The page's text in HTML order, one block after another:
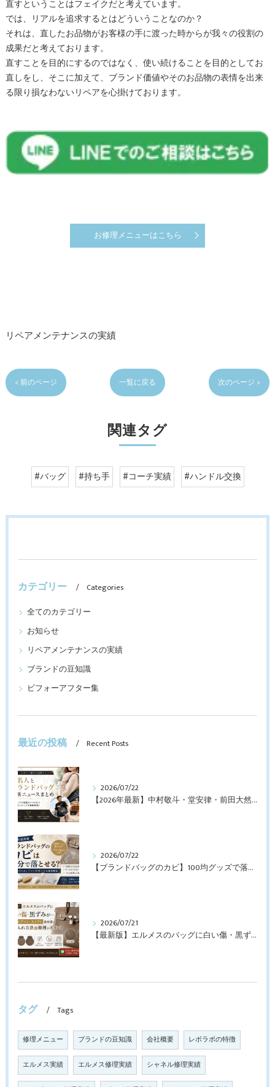
直すということはフェイクだと考えています。
では、リアルを追求するとはどういうことなのか？
それは、直したお品物がお客様の手に渡った時からが我々の役割の
成果だと考えております。
直すことを目的にするのではなく、使い続けることを目的としてお
直しをし、そこに加えて、ブランド価値やそのお品物の表情を出来
る限り損なわないリペアを心掛けております。
お修理メニューはこちら
リペアメンテナンスの実績
< 前のページ 一覧に戻る 次のページ >
関連タグ
#バッグ #持ち手 #コーチ実績 #ハンドル交換
カテゴリー
Categories
全てのカテゴリー
お知らせ
リペアメンテナンスの実績
ブランドの豆知識
ビフォーアフター集
最近の投稿 Recent Posts
2026/07/22
【2026年最新】中村敬斗・堂安律・前田大然も愛用！日本代表選手が持つブランドバッグとは？修理・メンテナンス方法も解説
2026/07/22
【ブランドバッグのカビ】100均グッズで落とせる？プロが教えるNGなお手入れと修理すべきケース【最新版】
2026/07/21
【最新版】エルメスのバッグに白い傷・黒ずみが…トゴ・エプソン・スイフト素材別のお手入れ方法と修理のポイント
タグ Tags
修理メニュー ブランドの豆知識 会社概要 レボラボの特徴
エルメス実績 エルメス修理実績 シャネル修理実績